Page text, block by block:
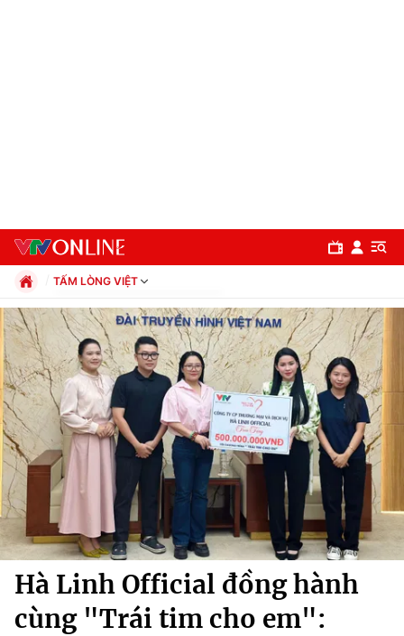
Chuyên mục
Chính trị
Xã hội
Pháp luật
Y tế
Thế giới
TẤM LÒNG VIỆT
Chính trị
Xã hội
Pháp luật
Kinh tế
Thể thao
Truyền hình
Văn hóa - Giải trí
Y tế
Đời sống
Công nghệ
Giáo dục
Hà Linh Official đồng hành
cùng "Trái tim cho em":